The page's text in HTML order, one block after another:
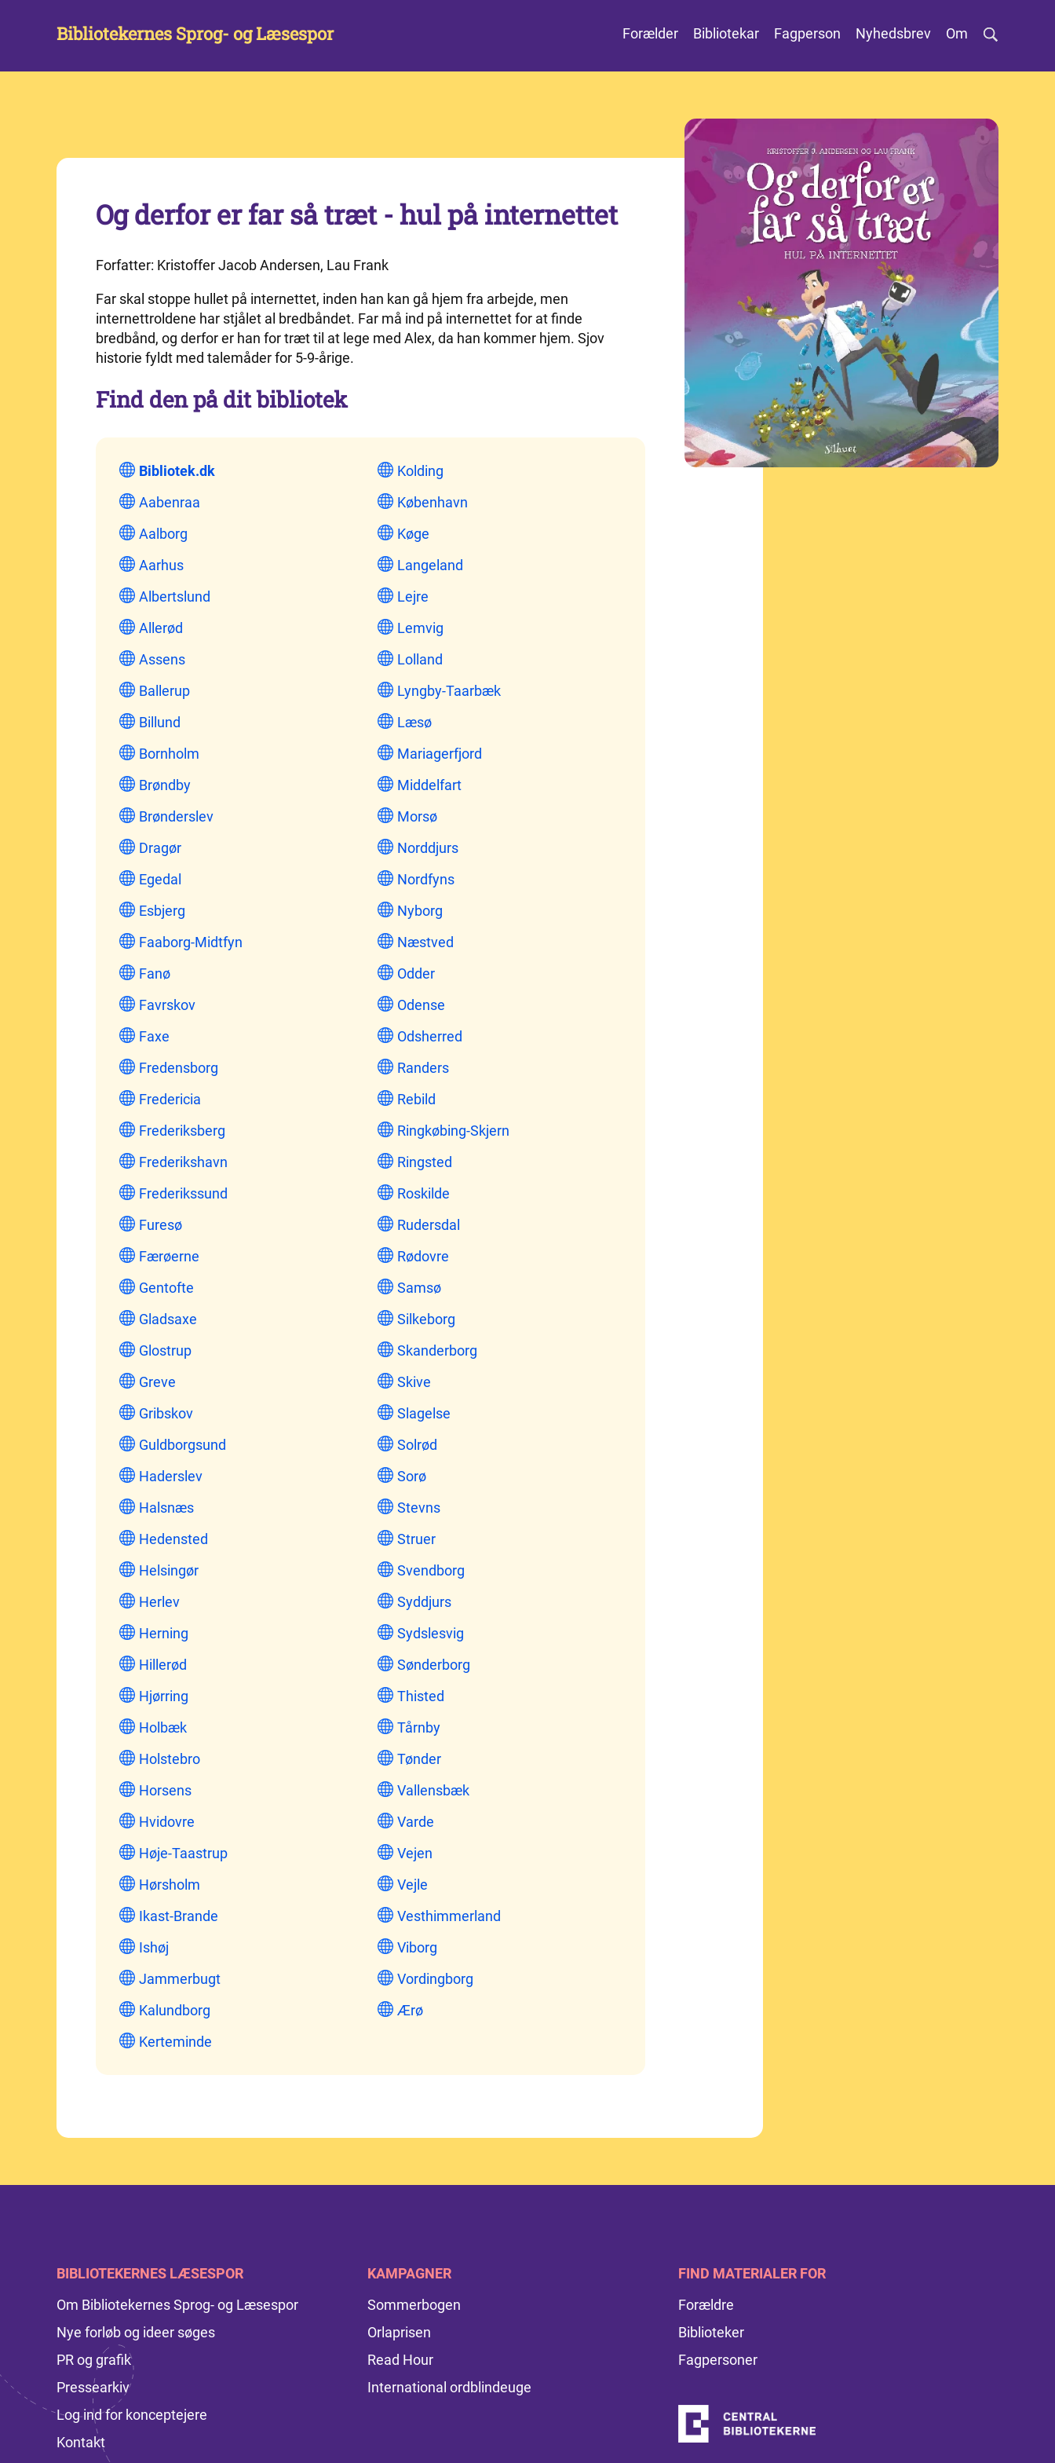
Bibliotekernes Sprog- og Læsespor Forælder Bibliotekar Fagperson Nyhedsbrev Om
Og derfor er far så træt - hul på internettet
Forfatter: Kristoffer Jacob Andersen, Lau Frank
Far skal stoppe hullet på internettet, inden han kan gå hjem fra arbejde, men
internettroldene har stjålet al bredbåndet. Far må ind på internettet for at finde
bredbånd, og derfor er han for træt til at lege med Alex, da han kommer hjem. Sjov
historie fyldt med talemåder for 5-9-årige.
Find den på dit bibliotek
Bibliotek.dk
Aabenraa
Aalborg
Aarhus
Albertslund
Allerød
Assens
Ballerup
Billund
Bornholm
Brøndby
Brønderslev
Dragør
Egedal
Esbjerg
Faaborg-Midtfyn
Fanø
Favrskov
Faxe
Fredensborg
Fredericia
Frederiksberg
Frederikshavn
Frederikssund
Furesø
Færøerne
Gentofte
Gladsaxe
Glostrup
Greve
Gribskov
Guldborgsund
Haderslev
Halsnæs
Hedensted
Helsingør
Herlev
Herning
Hillerød
Hjørring
Holbæk
Holstebro
Horsens
Hvidovre
Høje-Taastrup
Hørsholm
Ikast-Brande
Ishøj
Jammerbugt
Kalundborg
Kerteminde
Kolding
København
Køge
Langeland
Lejre
Lemvig
Lolland
Lyngby-Taarbæk
Læsø
Mariagerfjord
Middelfart
Morsø
Norddjurs
Nordfyns
Nyborg
Næstved
Odder
Odense
Odsherred
Randers
Rebild
Ringkøbing-Skjern
Ringsted
Roskilde
Rudersdal
Rødovre
Samsø
Silkeborg
Skanderborg
Skive
Slagelse
Solrød
Sorø
Stevns
Struer
Svendborg
Syddjurs
Sydslesvig
Sønderborg
Thisted
Tårnby
Tønder
Vallensbæk
Varde
Vejen
Vejle
Vesthimmerland
Viborg
Vordingborg
Ærø
BIBLIOTEKERNES LÆSESPOR
Om Bibliotekernes Sprog- og Læsespor
Nye forløb og ideer søges
PR og grafik
Pressearkiv
Log ind for konceptejere
Kontakt
KAMPAGNER
Sommerbogen
Orlaprisen
Read Hour
International ordblindeuge
FIND MATERIALER FOR
Forældre
Biblioteker
Fagpersoner